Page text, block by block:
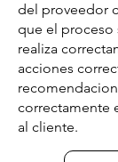
del proveedor
que el proceso
realiza
acciones
correctamente
al cliente.